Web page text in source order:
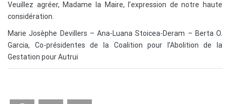
Veuillez agréer, Madame la Maire, l’expression de notre haute
considération.
Marie Josèphe Devillers – Ana-Luana Stoicea-Deram – Berta O.
Garcia, Co-présidentes de la Coalition pour l’Abolition de la
Gestation pour Autrui